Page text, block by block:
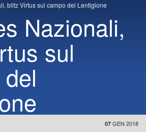
blitz Virtus sul campo del Lentigione
Nazionali,
sul
07 GEN 2018